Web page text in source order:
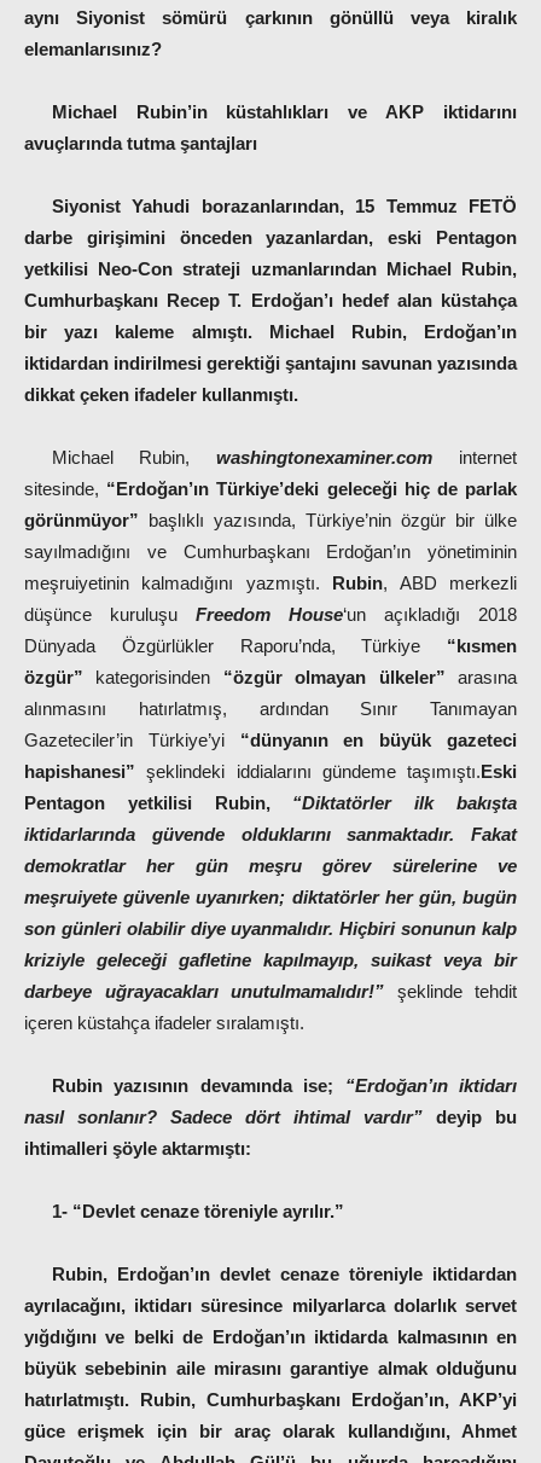
aynı Siyonist sömürü çarkının gönüllü veya kiralık
elemanlarısınız?
Michael Rubin’in küstahlıkları ve AKP iktidarını
avuçlarında tutma şantajları
Siyonist Yahudi borazanlarından, 15 Temmuz FETÖ
darbe girişimini önceden yazanlardan, eski Pentagon
yetkilisi Neo-Con strateji uzmanlarından Michael Rubin,
Cumhurbaşkanı Recep T. Erdoğan’ı hedef alan küstahça
bir yazı kaleme almıştı. Michael Rubin, Erdoğan’ın
iktidardan indirilmesi gerektiği şantajını savunan yazısında
dikkat çeken ifadeler kullanmıştı.
Michael Rubin,washingtonexaminer.com internet
sitesinde, “Erdoğan’ın Türkiye’deki geleceği hiç de parlak
görünmüyor” başlıklı yazısında, Türkiye’nin özgür bir ülke
sayılmadığını ve Cumhurbaşkanı Erdoğan’ın yönetiminin
meşruiyetinin kalmadığını yazmıştı. Rubin, ABD merkezli
düşünce kuruluşu Freedom House‘un açıkladığı 2018
Dünyada Özgürlükler Raporu’nda, Türkiye “kısmen
özgür” kategorisinden “özgür olmayan ülkeler” arasına
alınmasını hatırlatmış, ardından Sınır Tanımayan
Gazeteciler’in Türkiye’yi “dünyanın en büyük gazeteci
hapishanesi” şeklindeki iddialarını gündeme taşımıştı.Eski
Pentagon yetkilisi Rubin,
“Diktatörler ilk bakışta
iktidarlarında güvende olduklarını sanmaktadır. Fakat
demokratlar her gün meşru görev sürelerine ve
meşruiyete güvenle uyanırken; diktatörler her gün, bugün
son günleri olabilir diye uyanmalıdır. Hiçbiri sonunun kalp
kriziyle geleceği gafletine kapılmayıp, suikast veya bir
darbeye uğrayacakları unutulmamalıdır!” şeklinde tehdit
içeren küstahça ifadeler sıralamıştı.
Rubin yazısının devamında ise; “Erdoğan’ın iktidarı
nasıl sonlanır? Sadece dört ihtimal vardır” deyip bu
ihtimalleri şöyle aktarmıştı:
1- “Devlet cenaze töreniyle ayrılır.”
Rubin, Erdoğan’ın devlet cenaze töreniyle iktidardan
ayrılacağını, iktidarı süresince milyarlarca dolarlık servet
yığdığını ve belki de Erdoğan’ın iktidarda kalmasının en
büyük sebebinin aile mirasını garantiye almak olduğunu
hatırlatmıştı. Rubin, Cumhurbaşkanı Erdoğan’ın, AKP’yi
güce erişmek için bir araç olarak kullandığını, Ahmet